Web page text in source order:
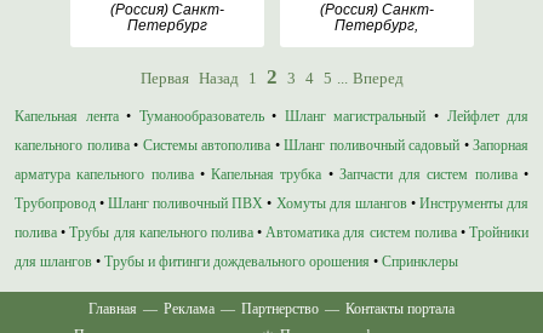
(Россия) Санкт-
Петербург
(Россия) Санкт-
Петербург,
Первая Назад 1 2 3 4 5 ... Вперед
Капельная лента• Туманообразователь• Шланг магистральный • Лейфлет для
капельного полива• Системы автополива • Шланг поливочный садовый • Запорная
арматура капельного полива•Капельная трубка • Запчасти для систем полива•
Трубопровод •Шланг поливочный ПВХ • Хомуты для шлангов• Инструменты для
полива •Трубы для капельного полива•Автоматика для систем полива•Тройники
для шлангов • Трубы и фитинги дождевального орошения • Спринклеры
Главная — Реклама — Партнерство — Контакты портала